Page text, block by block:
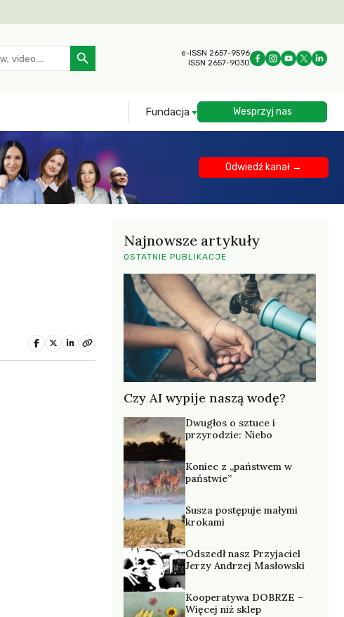
Search Button
e-ISSN 2657-9596
ISSN 2657-9030
Fundacja Wesprzyj nas
Odwiedź kanał →
Najnowsze artykuły
OSTATNIE PUBLIKACJE
Czy AI wypije naszą wodę?
Dwugłos o sztuce i
przyrodzie: Niebo
Koniec z „państwem w
państwie”
Susza postępuje małymi
krokami
Odszedł nasz Przyjaciel
Jerzy Andrzej Masłowski
Kooperatywa DOBRZE –
Więcej niż sklep